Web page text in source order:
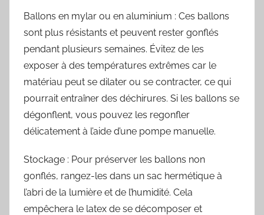
Ballons en mylar ou en aluminium : Ces ballons
sont plus résistants et peuvent rester gonflés
pendant plusieurs semaines. Évitez de les
exposer à des températures extrêmes car le
matériau peut se dilater ou se contracter, ce qui
pourrait entraîner des déchirures. Si les ballons se
dégonflent, vous pouvez les regonfler
délicatement à l’aide d’une pompe manuelle.
Stockage : Pour préserver les ballons non
gonflés, rangez-les dans un sac hermétique à
l’abri de la lumière et de l’humidité. Cela
empêchera le latex de se décomposer et